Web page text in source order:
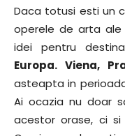
Daca totusi esti un
operele de arta ale
idei pentru
Europa. Viena,
asteapta in
Ai ocazia nu doar
acestor orase, ci